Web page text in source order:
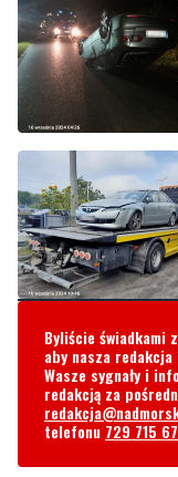
Byliście świadkami
aby nasza redakcja
Wasze sygnały i
redakcją za
telefonu 729 715